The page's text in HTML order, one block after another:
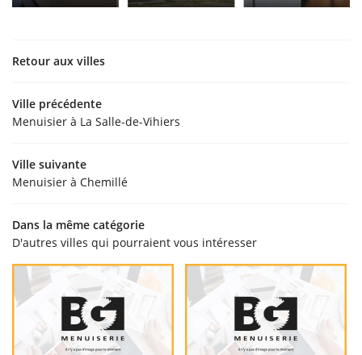
Retour aux villes
Ville précédente
Menuisier à La Salle-de-Vihiers
Ville suivante
Menuisier à Chemillé
Dans la même catégorie
D'autres villes qui pourraient vous intéresser